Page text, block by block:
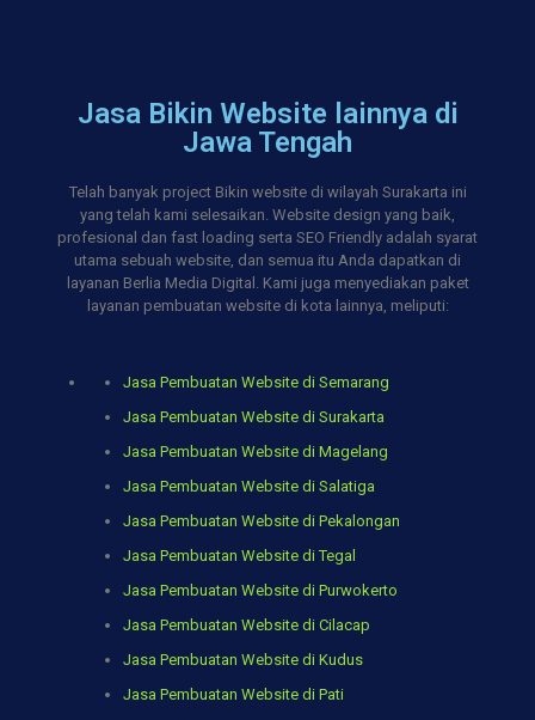
Jasa Bikin Website lainnya di
Jawa Tengah
Telah banyak project Bikin website di wilayah Surakarta ini
yang telah kami selesaikan. Website design yang baik,
profesional dan fast loading serta SEO Friendly adalah syarat
utama sebuah website, dan semua itu Anda dapatkan di
layanan Berlia Media Digital. Kami juga menyediakan paket
layanan pembuatan website di kota lainnya, meliputi:
Jasa Pembuatan Website di Semarang
Jasa Pembuatan Website di Surakarta
Jasa Pembuatan Website di Magelang
Jasa Pembuatan Website di Salatiga
Jasa Pembuatan Website di Pekalongan
Jasa Pembuatan Website di Tegal
Jasa Pembuatan Website di Purwokerto
Jasa Pembuatan Website di Cilacap
Jasa Pembuatan Website di Kudus
Jasa Pembuatan Website di Pati